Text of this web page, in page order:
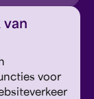
van
voor